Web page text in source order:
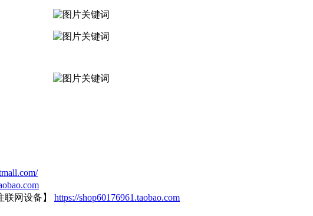
网设备】
https://shop60176961.taobao.com